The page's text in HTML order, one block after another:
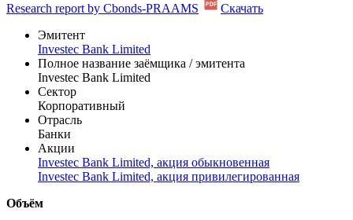
Research report by Cbonds-PRAAMS
Скачать
Эмитент
Investec Bank Limited
Полное название заёмщика / эмитента
Investec Bank Limited
Сектор
Корпоративный
Отрасль
Банки
Акции
Investec Bank Limited, акция обыкновенная
Investec Bank Limited, акция привилегированная
Объём